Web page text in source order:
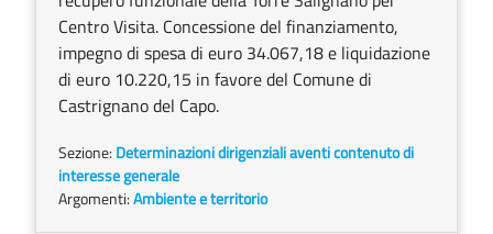
Centro Visita. Concessione del finanziamento,
impegno di spesa di euro 34.067,18 e liquidazione
di euro 10.220,15 in favore del Comune di
Castrignano del Capo.
Sezione: Determinazioni dirigenziali aventi contenuto di
interesse generale
Argomenti:Ambiente e territorio